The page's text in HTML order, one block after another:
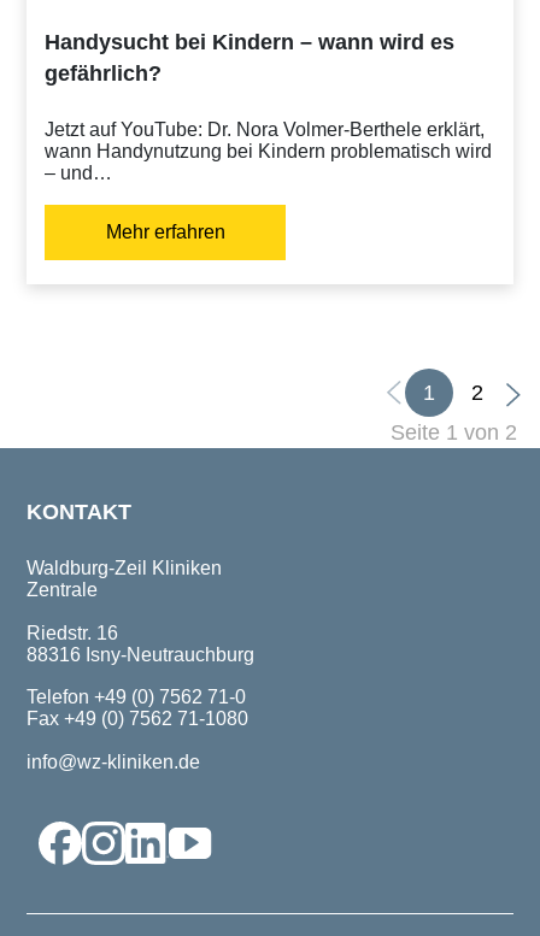
Handysucht bei Kindern – wann wird es
gefährlich?
Jetzt auf YouTube: Dr. Nora Volmer-Berthele erklärt,
wann Handynutzung bei Kindern problematisch wird
– und…
Mehr erfahren
1
2
Seite 1 von 2
KONTAKT
Waldburg-Zeil Kliniken
Zentrale
Riedstr. 16
88316 Isny-Neutrauchburg
Telefon +49 (0) 7562 71-0
Fax +49 (0) 7562 71-1080
info@wz-kliniken.de